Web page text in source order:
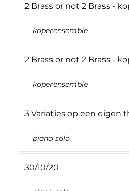
2 Brass or not 2 Brass -
koperensemble
2 Brass or not 2 Brass -
koperensemble
3 Variaties op een eigen
piano solo
30/10/20